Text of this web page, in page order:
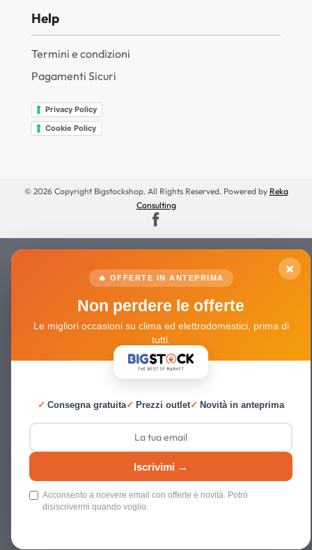
Help
Termini e condizioni
Pagamenti Sicuri
Privacy Policy
Cookie Policy
© 2026 Copyright Bigstockshop. All Rights Reserved. Powered by Reka
Consulting
×
🔥 OFFERTE IN ANTEPRIMA
Non perdere le offerte
Le migliori occasioni su clima ed elettrodomestici, prima di
tutti.
✓ Consegna gratuita✓ Prezzi outlet✓ Novità in anteprima
Iscrivimi →
Acconsento a ricevere email con offerte e novità. Potrò
disiscrivermi quando voglio.